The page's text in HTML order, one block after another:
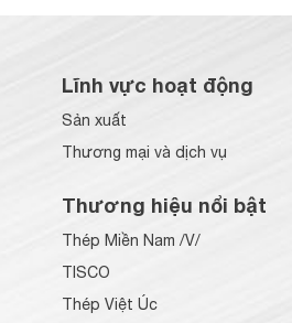
Lĩnh vực hoạt động
Sản xuất
Thương mại và dịch vụ
Thương hiệu nổi bật
Thép Miền Nam /V/
TISCO
Thép Việt Úc